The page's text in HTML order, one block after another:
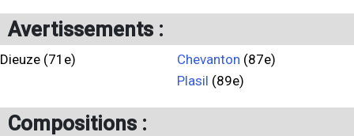
Avertissements :
Dieuze (71e) Chevanton (87e)
Plasil (89e)
Compositions :